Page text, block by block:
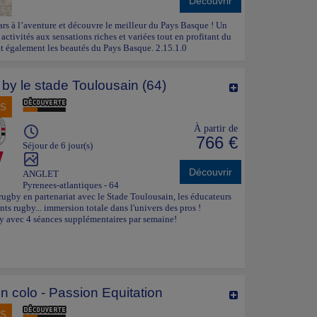
84, 86, 91, 92, 95, 96, 97, 98.
veillerons également à ce que le bagage de votre
où la majorité des participants se retrouvent, pour
du séjour).
Fun, Aqua Fun, Roc et Canyon, Nouvelle Vague et
à l’aventure et découvre le meilleur du Pays Basque ! Un
aux sensations riches et variées tout en profitant du
les beautés du Pays Basque. 2.15.1.0
le stade Toulousain (64)
Séjour de 6 jour(s)
ANGLET
Pyrenees-atlantiques - 64
À partir de
766 €
Découvrir
en partenariat avec le Stade Toulousain, les éducateurs
rugby... immersion totale dans l'univers des pros !
4 séances supplémentaires par semaine!
colo - Passion Equitation